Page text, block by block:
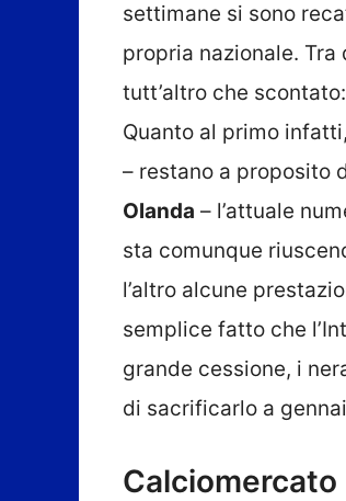
settimane si sono
propria nazionale.
tutt’altro che
Quanto al primo
– restano a proposito
Olanda – l’attuale
sta comunque
l’altro alcune
semplice fatto che
grande cessione, i
di sacrificarlo a
Calciomercato